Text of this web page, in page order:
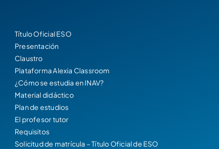
Título Oficial ESO
Presentación
Claustro
Plataforma Alexia Classroom
¿Cómo se estudia en INAV?
Material didáctico
Plan de estudios
El profesor tutor
Requisitos
Solicitud de matrícula – Título Oficial de ESO